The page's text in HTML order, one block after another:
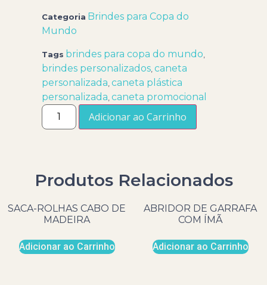
Categoria Brindes para Copa do
Mundo
Tags brindes para copa do mundo
brindes personalizados ,caneta
personalizada ,caneta plástica
personalizada ,caneta promocional
Adicionar ao Carrinho
Produtos Relacionados
SACA-ROLHAS CABO DE
MADEIRA
Adicionar ao Carrinho
ABRIDOR DE GARRAFA
COM ÍMÃ
Adicionar ao Carrinho